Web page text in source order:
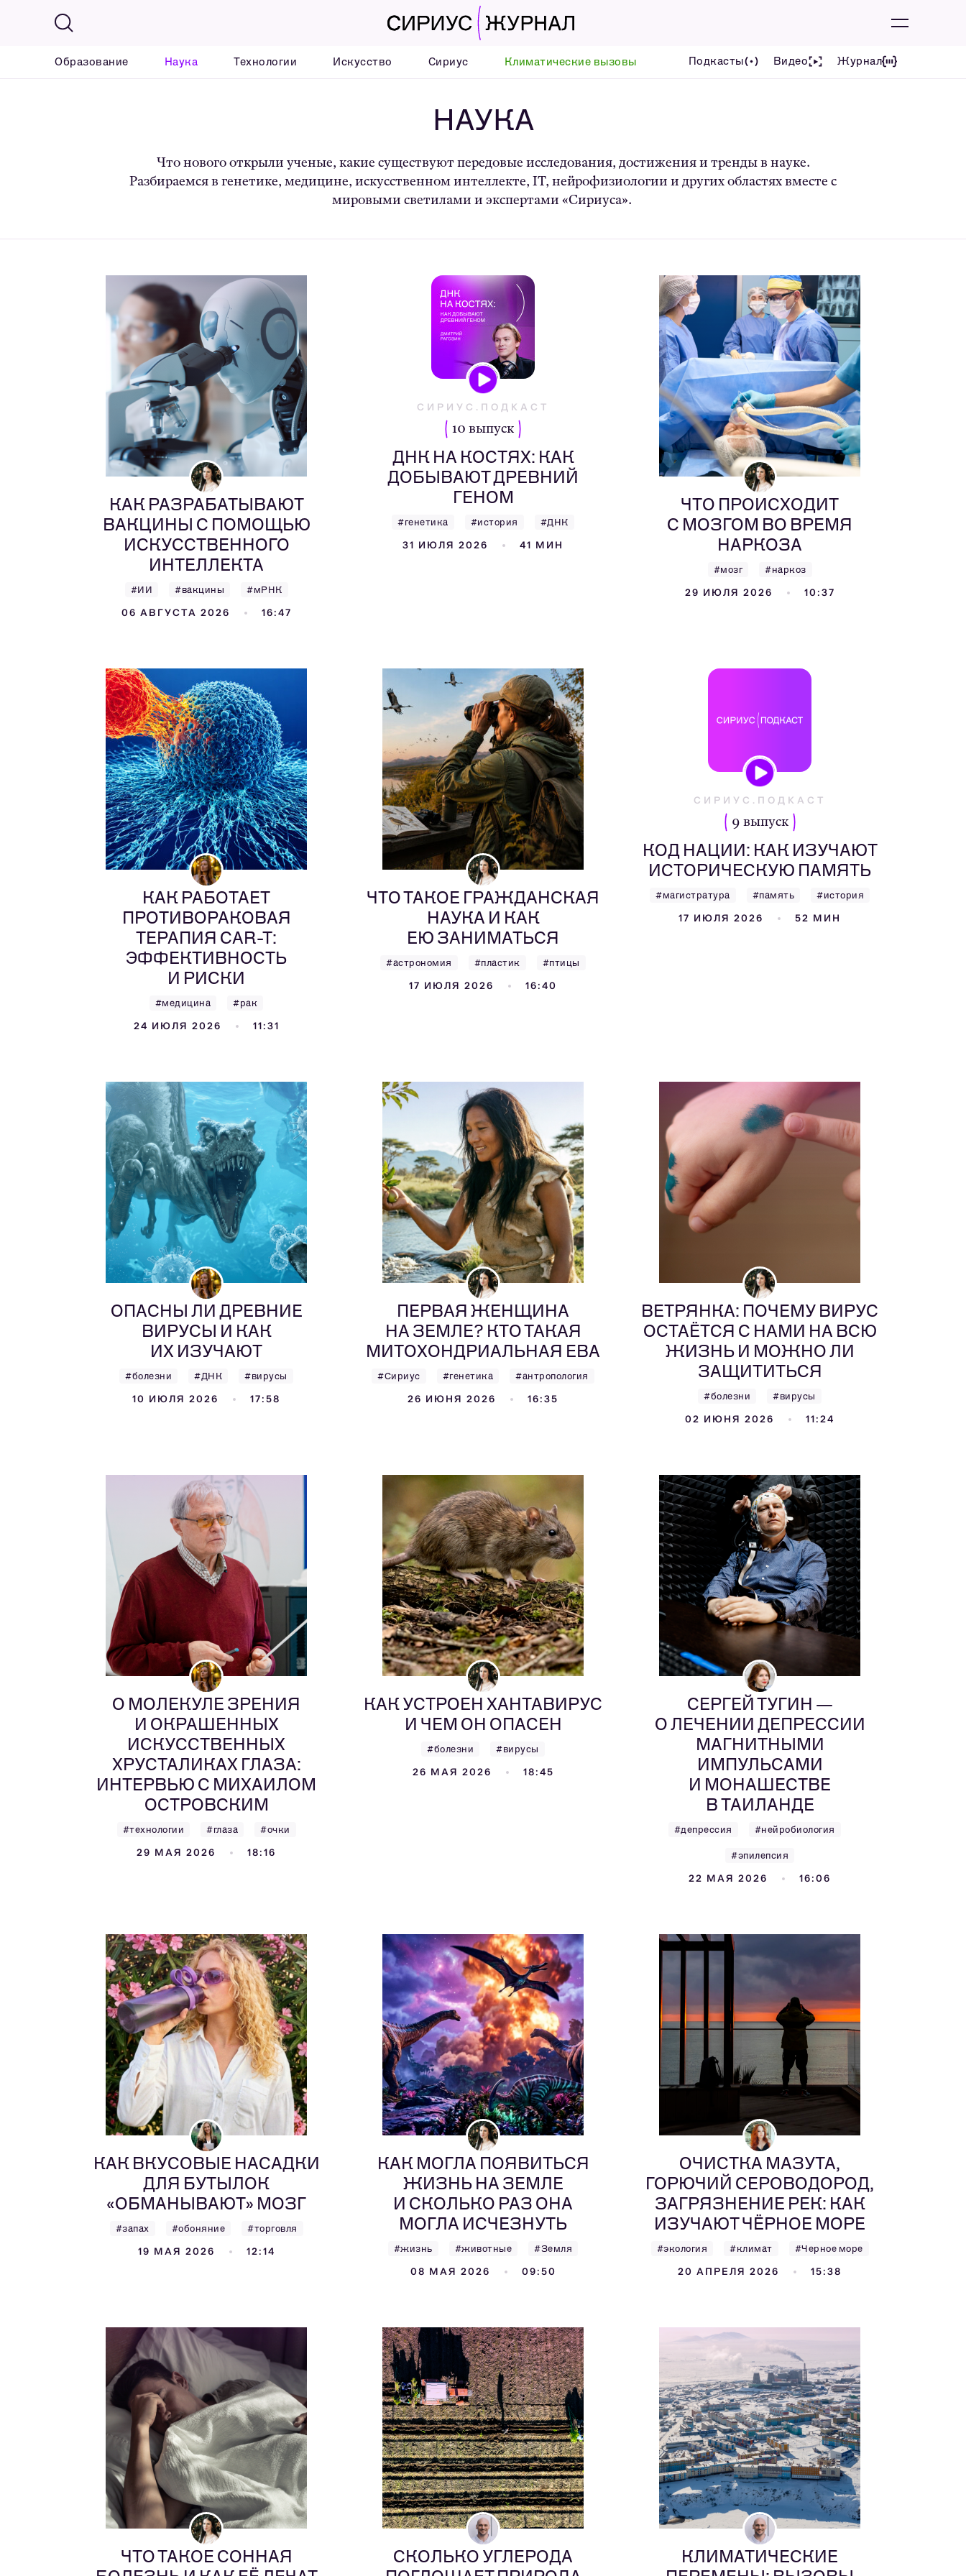
Образование Наука Технологии Искусство Сириус Климатические вызовы Подкасты Видео Журнал
НАУКА
Что нового открыли ученые, какие существуют передовые исследования, достижения и тренды в науке.
Разбираемся в генетике, медицине, искусственном интеллекте, IT, нейрофизиологии и других областях вместе с
мировыми светилами и экспертами «Сириуса».
КАК РАЗРАБАТЫВАЮТ
ВАКЦИНЫ С ПОМОЩЬЮ
ИСКУССТВЕННОГО
ИНТЕЛЛЕКТА
#ИИ #вакцины #мРНК
06 АВГУСТА 2026 16:47
СИРИУС.ПОДКАСТ
10 выпуск
ДНК НА КОСТЯХ: КАК
ДОБЫВАЮТ ДРЕВНИЙ
ГЕНОМ
#генетика #история #ДНК
31 ИЮЛЯ 2026 41 МИН
ЧТО ПРОИСХОДИТ
С МОЗГОМ ВО ВРЕМЯ
НАРКОЗА
#мозг #наркоз
29 ИЮЛЯ 2026 10:37
КАК РАБОТАЕТ
ПРОТИВОРАКОВАЯ
ТЕРАПИЯ CAR-T:
ЭФФЕКТИВНОСТЬ
И РИСКИ
#медицина #рак
24 ИЮЛЯ 2026 11:31
ЧТО ТАКОЕ ГРАЖДАНСКАЯ
НАУКА И КАК
ЕЮ ЗАНИМАТЬСЯ
#астрономия #пластик #птицы
17 ИЮЛЯ 2026 16:40
СИРИУС.ПОДКАСТ
9 выпуск
КОД НАЦИИ: КАК ИЗУЧАЮТ
ИСТОРИЧЕСКУЮ ПАМЯТЬ
#магистратура #память #история
17 ИЮЛЯ 2026 52 МИН
ОПАСНЫ ЛИ ДРЕВНИЕ
ВИРУСЫ И КАК
ИХ ИЗУЧАЮТ
#болезни #ДНК #вирусы
10 ИЮЛЯ 2026 17:58
ПЕРВАЯ ЖЕНЩИНА
НА ЗЕМЛЕ? КТО ТАКАЯ
МИТОХОНДРИАЛЬНАЯ ЕВА
#Сириус #генетика #антропология
26 ИЮНЯ 2026 16:35
ВЕТРЯНКА: ПОЧЕМУ ВИРУС
ОСТАЁТСЯ С НАМИ НА ВСЮ
ЖИЗНЬ И МОЖНО ЛИ
ЗАЩИТИТЬСЯ
#болезни #вирусы
02 ИЮНЯ 2026 11:24
О МОЛЕКУЛЕ ЗРЕНИЯ
И ОКРАШЕННЫХ
ИСКУССТВЕННЫХ
ХРУСТАЛИКАХ ГЛАЗА:
ИНТЕРВЬЮ С МИХАИЛОМ
ОСТРОВСКИМ
#технологии #глаза #очки
29 МАЯ 2026 18:16
КАК УСТРОЕН ХАНТАВИРУС
И ЧЕМ ОН ОПАСЕН
#болезни #вирусы
26 МАЯ 2026 18:45
СЕРГЕЙ ТУГИН —
О ЛЕЧЕНИИ ДЕПРЕССИИ
МАГНИТНЫМИ
ИМПУЛЬСАМИ
И МОНАШЕСТВЕ
В ТАИЛАНДЕ
#депрессия #нейробиология
#эпилепсия
22 МАЯ 2026 16:06
КАК ВКУСОВЫЕ НАСАДКИ
ДЛЯ БУТЫЛОК
«ОБМАНЫВАЮТ» МОЗГ
#запах #обоняние #торговля
19 МАЯ 2026 12:14
КАК МОГЛА ПОЯВИТЬСЯ
ЖИЗНЬ НА ЗЕМЛЕ
И СКОЛЬКО РАЗ ОНА
МОГЛА ИСЧЕЗНУТЬ
#жизнь #животные #Земля
08 МАЯ 2026 09:50
ОЧИСТКА МАЗУТА,
ГОРЮЧИЙ СЕРОВОДОРОД,
ЗАГРЯЗНЕНИЕ РЕК: КАК
ИЗУЧАЮТ ЧЁРНОЕ МОРЕ
#экология #климат #Черное море
20 АПРЕЛЯ 2026 15:38
ЧТО ТАКОЕ СОННАЯ
СКОЛЬКО УГЛЕРОДА
КЛИМАТИЧЕСКИЕ